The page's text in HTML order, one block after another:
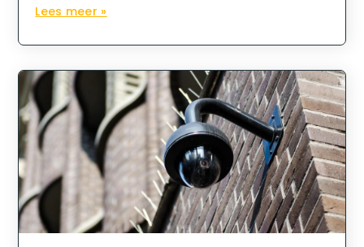
Lees meer »